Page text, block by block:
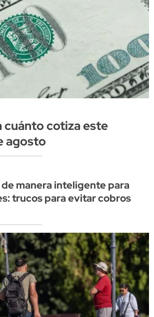
cuánto cotiza este
agosto
manera inteligente para
trucos para evitar cobros